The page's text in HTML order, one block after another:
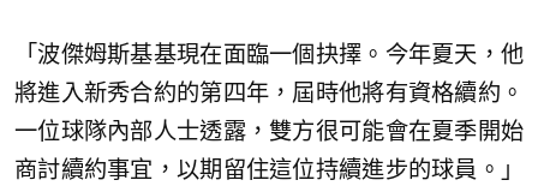
「波傑姆斯基基現在面臨一個抉擇。今年夏天，他
將進入新秀合約的第四年，屆時他將有資格續約。
一位球隊內部人士透露，雙方很可能會在夏季開始
商討續約事宜，以期留住這位持續進步的球員。」